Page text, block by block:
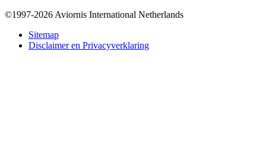
Bottom
©1997-2026 Aviornis International Netherlands
Sitemap
Disclaimer en Privacyverklaring